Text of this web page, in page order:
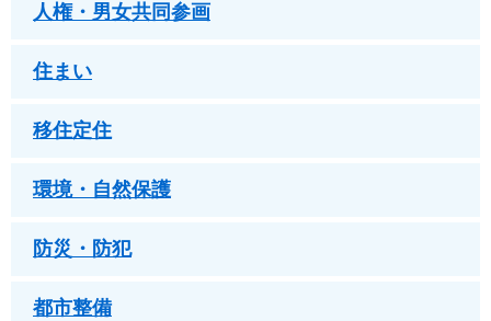
人権・男女共同参画
住まい
移住定住
環境・自然保護
防災・防犯
都市整備